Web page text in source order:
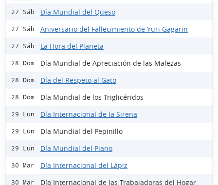
27 Sáb Día Mundial del Queso
27 Sáb Aniversario del Fallecimiento de Yuri Gagarin
27 Sáb La Hora del Planeta
28 Dom Día Mundial de Apreciación de las Malezas
28 Dom Día del Respeto al Gato
28 Dom Día Mundial de los Triglicéridos
29 Lun Día Internacional de la Sirena
29 Lun Día Mundial del Pepinillo
29 Lun Día Mundial del Piano
30 Mar Día Internacional del Lápiz
30 Mar Día Internacional de las Trabajadoras del Hogar